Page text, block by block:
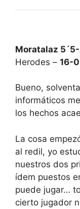
Moratalaz
Herodes – 16-
Bueno,
informáticos
los hechos
La cosa
al redil, yo
nuestros dos
ídem puestos
puede jugar…
cierto jugador